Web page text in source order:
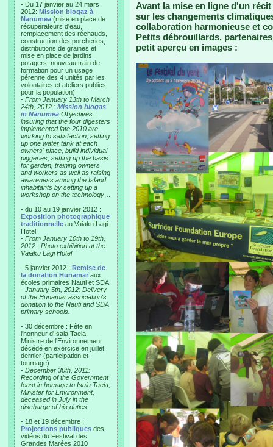
- Du 17 janvier au 24 mars
2012: Mission biogaz à
Nanumea (mise en place de
récupérateurs d'eau,
remplacement des réchauds,
construction des porcheries,
distributions de graines et
mise en place de jardins
potagers, nouveau train de
formation pour un usage
pérenne des 4 unités par les
volontaires et ateliers publics
pour la population)
- From January 13th to March
24th, 2012 : Mission biogas
in Nanumea Objectives :
insuring that the four digesters
implemented late 2010 are
working to satisfaction, setting
up one water tank at each
owners' place, build individual
piggeries, setting up the basis
for garden, training owners
and workers as well as raising
awareness among the Island
inhabitants by setting up a
workshop on the technology…
- du 10 au 19 janvier 2012 :
Exposition photographique
traditionnelle au Vaiaku Lagi
Hotel
- From January 10th to 19th,
2012 : Photo exhibition at the
Vaiaku Lagi Hotel
- 5 janvier 2012 : Remise de
la donation Hunamar aux
écoles primaires Nauti et SDA
- January 5th, 2012: Delivery
of the Hunamar association's
donation to the Nauti and SDA
primary schools.
- 30 décembre : Fête en
l'honneur d'Isaia Taeia,
Ministre de l'Environnement
décédé en exercice en juillet
dernier (participation et
tournage)
- December 30th, 2011:
Recording of the Government
feast in homage to Isaia Taeia,
Minister for Environment,
deceased in July in the
discharge of his duties.
- 18 et 19 décembre :
Projections publiques des
vidéos du Festival des
Grandes Marées 2010
Avant la mise en ligne d'un
sur les changements
collaboration harmonieuse et
Petits débrouillards,
petit aperçu en images :